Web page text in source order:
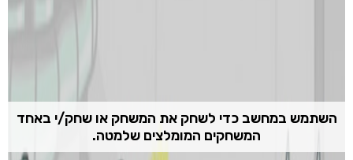
השתמש במחשב כדי לשחק את המשחק או שחק/י באחד
המשחקים המומלצים שלמטה.